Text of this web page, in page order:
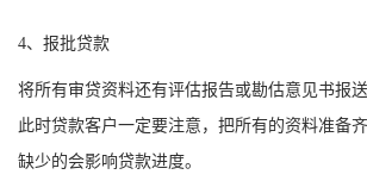
4、报批贷款
将所有审贷资料还有评估报告或勘估意见书报
此时贷款客户一定要注意，把所有的资料准备
缺少的会影响贷款进度。